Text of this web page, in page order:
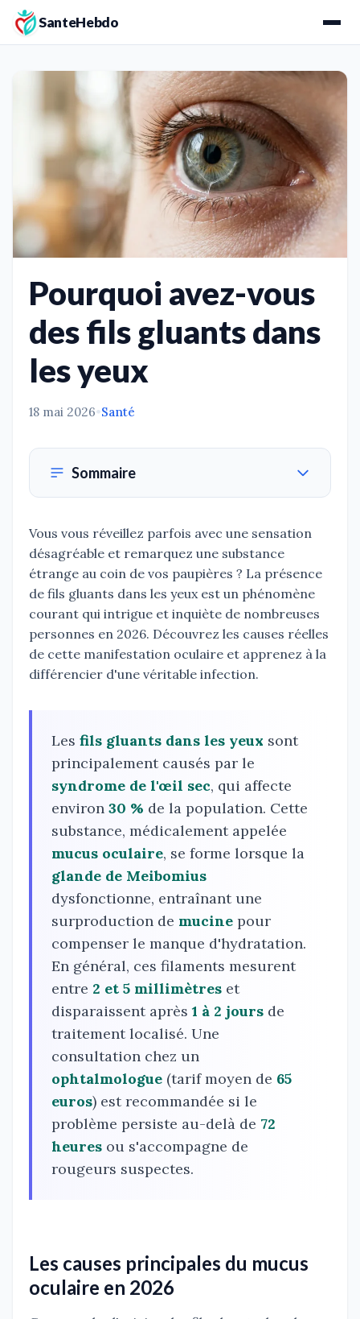
SanteHebdo
Pourquoi avez-vous
des fils gluants dans
les yeux
18 mai 2026•Santé
Sommaire
Vous vous réveillez parfois avec une sensation
désagréable et remarquez une substance
étrange au coin de vos paupières ? La présence
de fils gluants dans les yeux est un phénomène
courant qui intrigue et inquiète de nombreuses
personnes en 2026. Découvrez les causes réelles
de cette manifestation oculaire et apprenez à la
différencier d'une véritable infection.
Les fils gluants dans les yeux sont
principalement causés par le
syndrome de l'œil sec, qui affecte
environ 30 % de la population. Cette
substance, médicalement appelée
mucus oculaire, se forme lorsque la
glande de Meibomius
dysfonctionne, entraînant une
surproduction de mucine pour
compenser le manque d'hydratation.
En général, ces filaments mesurent
entre 2 et 5 millimètres et
disparaissent après1 à 2 jours de
traitement localisé. Une
consultation chez un
ophtalmologue (tarif moyen de 65
euros) est recommandée si le
problème persiste au-delà de 72
heures ou s'accompagne de
rougeurs suspectes.
Les causes principales du mucus
oculaire en 2026